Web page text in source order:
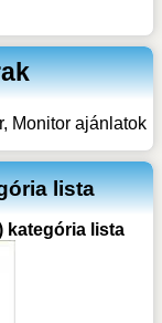
Monitor ajánlatok
lista
kategória lista